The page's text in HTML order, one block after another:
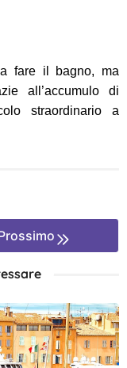
fare il bagno, ma
all’accumulo di
straordinario a